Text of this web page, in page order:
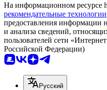
На информационном ресурсе
рекомендательные технологии
предоставления информации
и анализа сведений,
пользователей сети
Российской Федерации)
Русский